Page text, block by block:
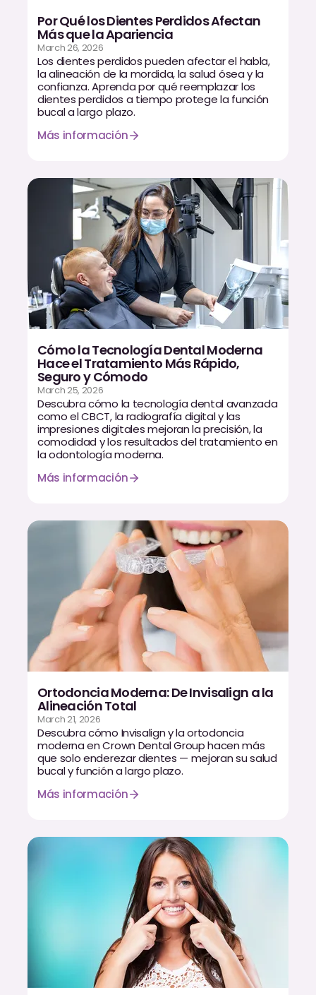
Por Qué los Dientes Perdidos Afectan
Más que la Apariencia
March 26, 2026
Los dientes perdidos pueden afectar el habla,
la alineación de la mordida, la salud ósea y la
confianza. Aprenda por qué reemplazar los
dientes perdidos a tiempo protege la función
bucal a largo plazo.
Más información
Cómo la Tecnología Dental Moderna
Hace el Tratamiento Más Rápido,
Seguro y Cómodo
March 25, 2026
Descubra cómo la tecnología dental avanzada
como el CBCT, la radiografía digital y las
impresiones digitales mejoran la precisión, la
comodidad y los resultados del tratamiento en
la odontología moderna.
Más información
Ortodoncia Moderna: De Invisalign a la
Alineación Total
March 21, 2026
Descubra cómo Invisalign y la ortodoncia
moderna en Crown Dental Group hacen más
que solo enderezar dientes — mejoran su salud
bucal y función a largo plazo.
Más información